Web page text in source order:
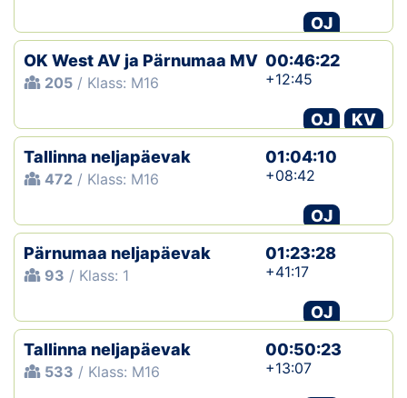
Koolitused
OJ
OK West AV ja Pärnumaa MV
205 / Klass: M16
00:46:22
+12:45
OJ
KV
Tallinna neljapäevak
472 / Klass: M16
01:04:10
+08:42
OJ
Pärnumaa neljapäevak
93 / Klass: 1
01:23:28
+41:17
OJ
Tallinna neljapäevak
533 / Klass: M16
00:50:23
+13:07